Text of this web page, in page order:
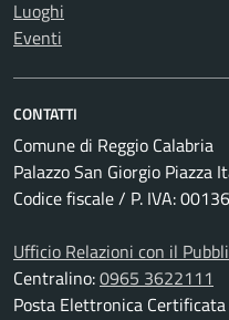
Luoghi
Eventi
CONTATTI
Comune di Reggio Calabria
Palazzo San Giorgio Piazza
Codice fiscale / P. IVA:
Ufficio Relazioni con il
Centralino:0965 3622111
Posta Elettronica Certificata